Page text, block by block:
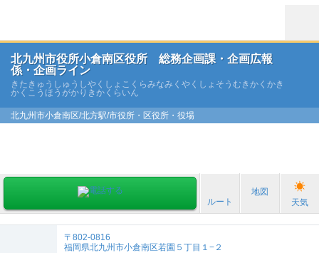
北九州市役所小倉南区役所 総務企画課・企画広報
係・企画ライン
きたきゅうしゅうしやくしょこくらみなみくやくしょそうむきかくかき
かくこうほうがかりきかくらいん
北九州市小倉南区/北方駅/市役所・区役所・役場
ルート
地図
天気
〒802-0816
福岡県北九州市小倉南区若園５丁目１−２